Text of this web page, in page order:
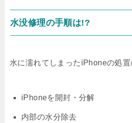
水没修理の手順は!?
水に濡れてしまったiPhoneの処置
iPhoneを開封・分解
内部の水分除去